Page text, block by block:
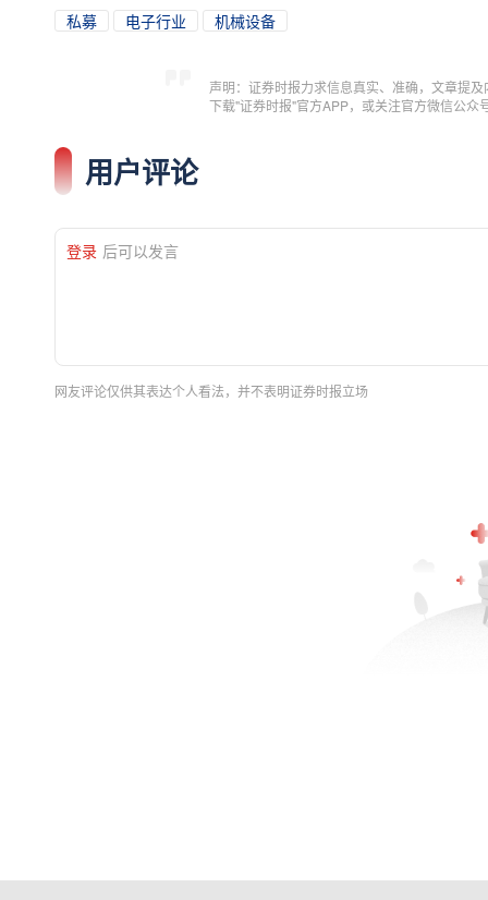
私募 电子行业 机械设备
声明：证券时报力求信息真实、准确，文章提
下载"证券时报"官方APP，或关注官方微信公
用户评论
登录 后可以发言
网友评论仅供其表达个人看法，并不表明证券时报立场